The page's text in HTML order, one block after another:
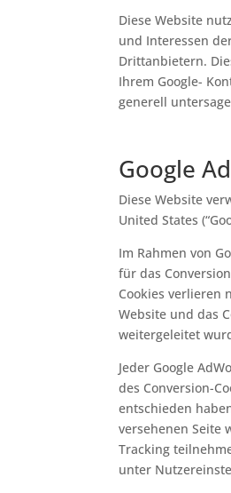
Diese Website
und Interessen
Drittanbietern.
Ihrem Google-
generell
Google
Diese Website
United States
Im Rahmen von
für das
Cookies verlieren
Website und das
weitergeleitet
Jeder Google
des Conversion-
entschieden
versehenen Seite
Tracking
unter